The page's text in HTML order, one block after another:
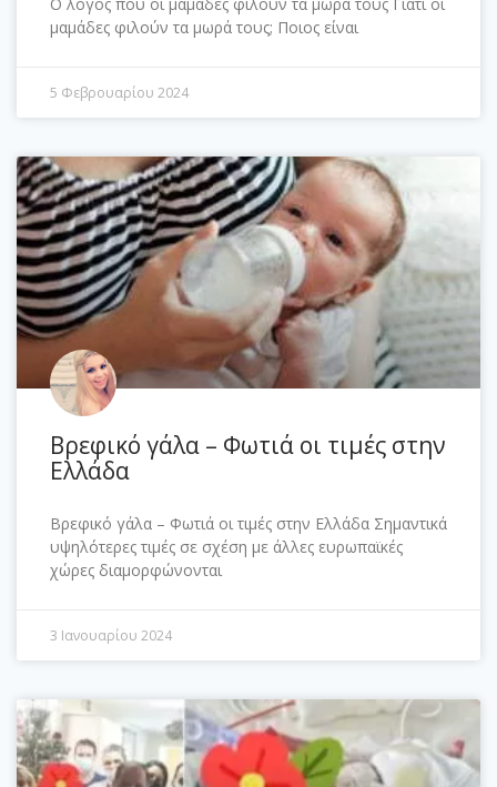
μαμάδες φιλούν τα μωρά τους; Ποιος είναι
5 Φεβρουαρίου 2024
Βρεφικό γάλα – Φωτιά οι τιμές στην
Ελλάδα
Βρεφικό γάλα – Φωτιά οι τιμές στην Ελλάδα Σημαντικά
υψηλότερες τιμές σε σχέση με άλλες ευρωπαϊκές
χώρες διαμορφώνονται
3 Ιανουαρίου 2024